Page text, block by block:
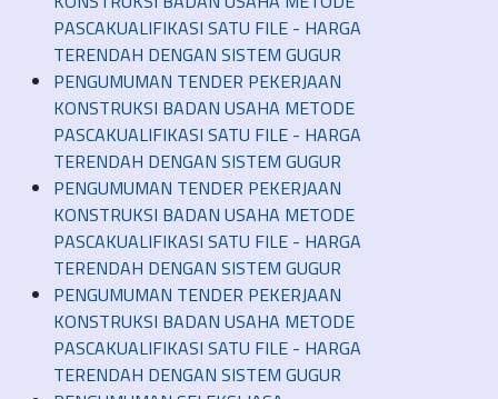
PASCAKUALIFIKASI SATU FILE - HARGA
TERENDAH DENGAN SISTEM GUGUR
PENGUMUMAN TENDER PEKERJAAN
KONSTRUKSI BADAN USAHA METODE
PASCAKUALIFIKASI SATU FILE - HARGA
TERENDAH DENGAN SISTEM GUGUR
PENGUMUMAN TENDER PEKERJAAN
KONSTRUKSI BADAN USAHA METODE
PASCAKUALIFIKASI SATU FILE - HARGA
TERENDAH DENGAN SISTEM GUGUR
PENGUMUMAN TENDER PEKERJAAN
KONSTRUKSI BADAN USAHA METODE
PASCAKUALIFIKASI SATU FILE - HARGA
TERENDAH DENGAN SISTEM GUGUR